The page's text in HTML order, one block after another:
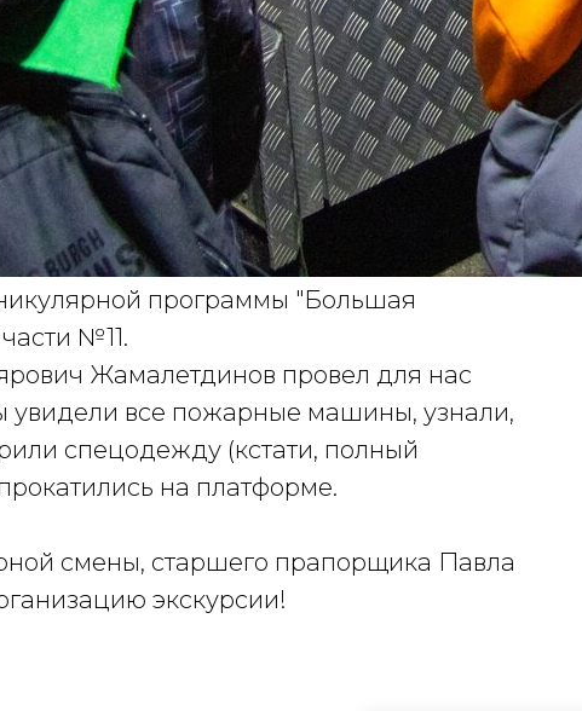
программы "Большая
№11.
Жамалетдинов провел для нас
увидели все пожарные машины, узнали,
спецодежду (кстати, полный
на платформе.
смены, старшего прапорщика Павла
экскурсии!